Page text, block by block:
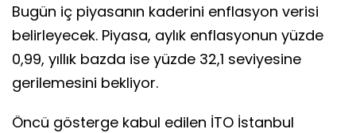
Bugün iç piyasanın kaderini enflasyon verisi
belirleyecek. Piyasa, aylık enflasyonun yüzde
0,99, yıllık bazda ise yüzde 32,1 seviyesine
gerilemesini bekliyor.
Öncü gösterge kabul edilen İTO İstanbul